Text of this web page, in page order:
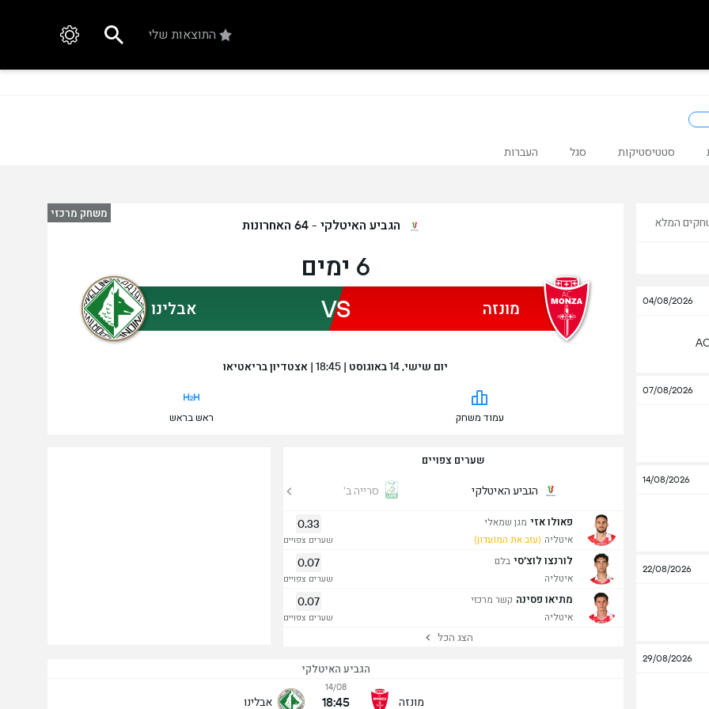
התוצאות שלי
סטטיסטיקות סגל העברות
המלא
04/08/2026
07/08/2026
14/08/2026
22/08/2026
29/08/2026
משחק מרכזי
הגביע האיטלקי - 64 האחרונות
6 ימים
מונזה VS אבלינו
יום שישי, 14 באוגוסט | 18:45 | אצטדיון בריאטיאו
עמוד משחק ראש בראש
שערים צפויים
הגביע האיטלקי סרייה ב'
פאולו אזי מגן שמאלי
איטליה (עזב את המועדון)
0.33
שערים צפויים
לורנצו לוצ׳סי בלם
איטליה
0.07
שערים צפויים
מתיאו פסינה קשר מרכזי
איטליה
0.07
שערים צפויים
הצג הכל
הגביע האיטלקי
מונזה
14/08
18:45 אבלינו